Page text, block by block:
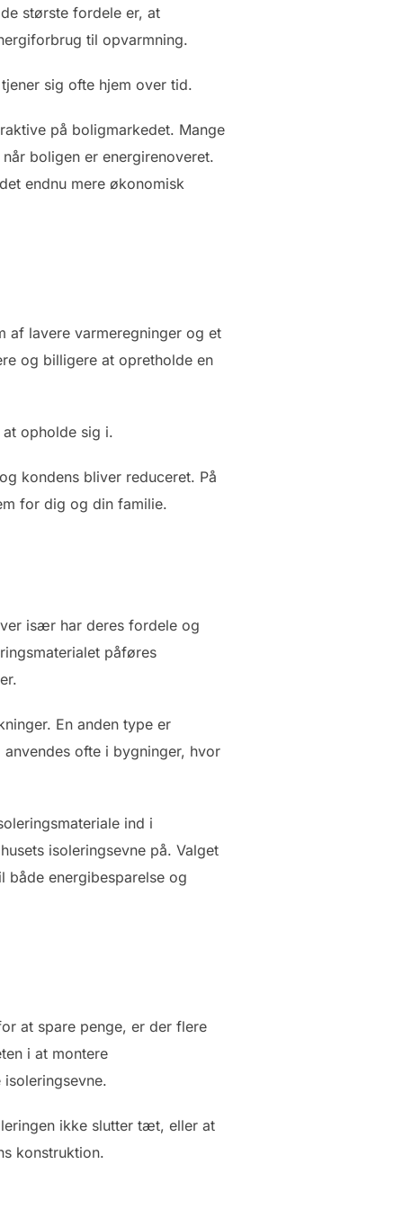
største fordele er, at
til opvarmning.
sig ofte hjem over tid.
på boligmarkedet. Mange
boligen er energirenoveret.
endnu mere økonomisk
lavere varmeregninger og et
og billigere at opretholde en
opholde sig i.
kondens bliver reduceret. På
for dig og din familie.
især har deres fordele og
påføres
En anden type er
ofte i bygninger, hvor
ind i
isoleringsevne på. Valget
både energibesparelse og
at spare penge, er der flere
i at montere
ikke slutter tæt, eller at
konstruktion.